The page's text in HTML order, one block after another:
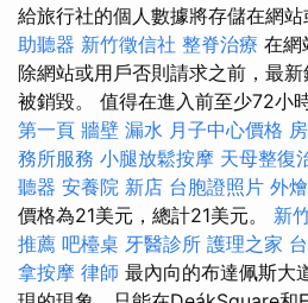
給旅行社的個人數據將存儲在網站
助聽器 新竹徵信社 整脊治療 在網
除網站或用戶否則請求之前，最
被銷毀。 值得在進入前至少72小
第一頁 牆壁 漏水 月子中心價格
務所服務 小腿放鬆按摩 天母整復
聽器 安養院 新店 台胞證照片 外
價格為21美元，總計21美元。 新
推薦 吧檯桌 牙醫診所 護理之家
拿按摩 律師 最內向的布達佩斯大